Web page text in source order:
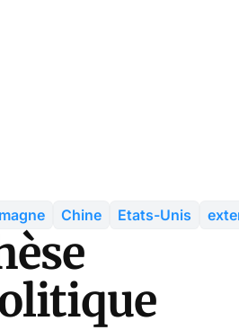
Chine Etats-Unis